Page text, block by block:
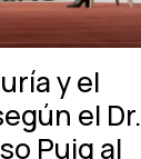
y el
el Dr.
Puig al